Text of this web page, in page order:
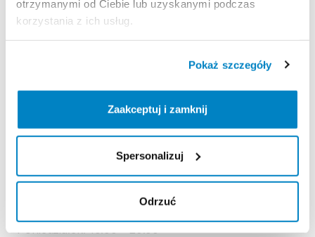
otrzymanymi od Ciebie lub uzyskanymi podczas
korzystania z ich usług.
Pokaż szczegóły
Zaakceptuj i zamknij
Spersonalizuj
Odrzuć
REGULAMIN
Nie pobieramy kaucji za wypożyczenie tego
ODBIÓR I ZWROT SPRZĘTU
Poniedziałek: 10:00 - 20:00